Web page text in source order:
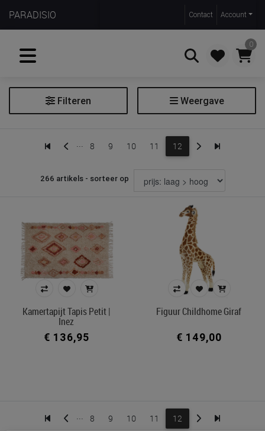
PARADISIO Contact Account
0
Zoeken
Filteren Weergave
Muurstickers
Sierkussen
Wekker slaaptrainer
€ 1 € 149
In voorraad
... 8 9 10 11 12
266 artikels - sorteer op
Kamertapijt Tapis Petit |
Inez
€ 136,95
Figuur Childhome Giraf
€ 149,00
... 8 9 10 11 12